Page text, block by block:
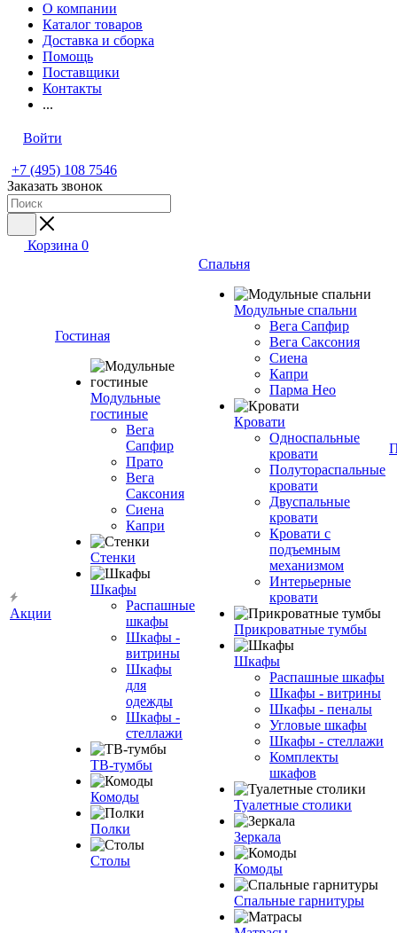
О компании
Каталог товаров
Доставка и сборка
Помощь
Поставщики
Контакты
...
Войти
+7 (495) 108 7546
Заказать звонок
Корзина 0
Акции
Гостиная
Модульные
гостиные
Вега
Сапфир
Прато
Вега
Саксония
Сиена
Капри
Стенки
Шкафы
Распашные
шкафы
Шкафы -
витрины
Шкафы
для
одежды
Шкафы -
стеллажи
ТВ-тумбы
Комоды
Полки
Столы
Спальня
Модульные спальни
Вега Сапфир
Вега Саксония
Сиена
Капри
Парма Нео
Кровати
Односпальные
кровати
Полутораспальные
кровати
Двуспальные
кровати
Кровати с
подъемным
механизмом
Интерьерные
кровати
Прикроватные тумбы
Шкафы
Распашные шкафы
Шкафы - витрины
Шкафы - пеналы
Угловые шкафы
Шкафы - стеллажи
Комплекты
шкафов
Туалетные столики
Зеркала
Комоды
Спальные гарнитуры